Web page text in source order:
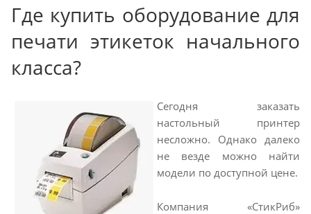
Где купить оборудование для
печати этикеток начального
класса?
Сегодня заказать
настольный принтер
несложно. Однако далеко
не везде можно найти
модели по доступной цене.
Компания «СтикРиб»